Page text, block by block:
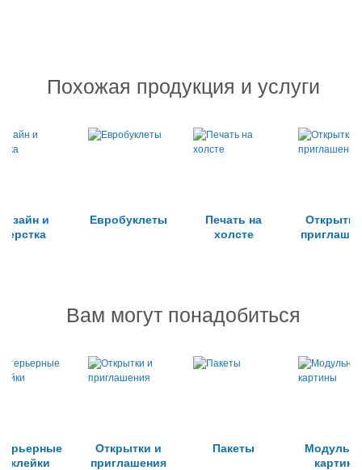
Похожая продукция и услуги
и
верстка
Евробуклеты
Печать на
холсте
Вам могут понадобиться
Открытки и
приглашения
Пакеты
картины